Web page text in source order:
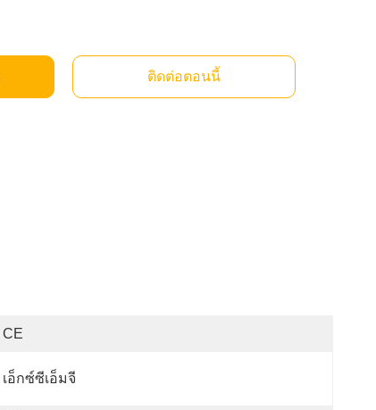
ติดต่อตอนนี้
CE
เอ็กซ์ซีเอ็มจี